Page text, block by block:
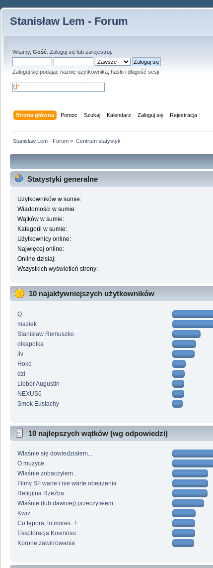
Stanisław Lem - Forum
Witamy, Gość Zaloguj się lub zarejestruj
Zaloguj się podając nazwę użytkownika, hasło i długość sesji
Strona główna Pomoc Szukaj Kalendarz Zaloguj się Rejestracja
Stanisław Lem - Forum » Centrum statystyk
Statystyki generalne
Użytkowników w sumie:
Wiadomości w sumie:
Wątków w sumie:
Kategorii w sumie:
Użytkownicy online:
Najwięcej online:
Online dzisiaj:
Wszystkich wyświetleń strony:
10 najaktywniejszych użytkowników
Q
maziek
Stanisław Remuszko
olkapolka
liv
Hoko
dzi
Lieber Augustin
NEXUS6
Smok Eustachy
10 najlepszych wątków (wg odpowiedzi)
Właśnie się dowiedziałem...
O muzyce
Właśnie zobaczyłem...
Filmy SF warte i nie warte obejrzenia
Religijna Rzeźba
Właśnie (lub dawniej) przeczytałem...
Kwiz
Co tępora, to mores...!
Eksploracja Kosmosu
Korone zawirrowania